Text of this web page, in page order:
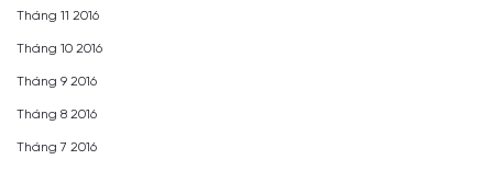
Tháng 11 2016
Tháng 10 2016
Tháng 9 2016
Tháng 8 2016
Tháng 7 2016